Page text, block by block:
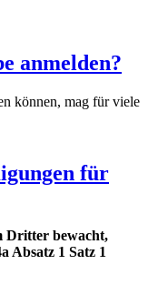
anmelden?
können, mag für viele
für
Dritter bewacht,
Absatz 1 Satz 1